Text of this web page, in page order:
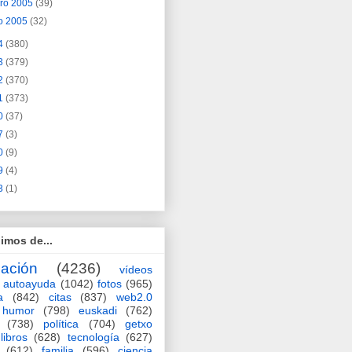
2005(39)
2005(32)
(380)
(379)
(370)
(373)
(37)
(3)
(9)
(4)
(1)
de...
(4236)
vídeos
autoayuda (1042) fotos (965)
(842) citas (837)
web2.0
humor
(798) euskadi
(762)
(738)
política (704)
getxo
libros (628) tecnología
(627)